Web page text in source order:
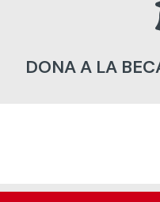
DONA A LA